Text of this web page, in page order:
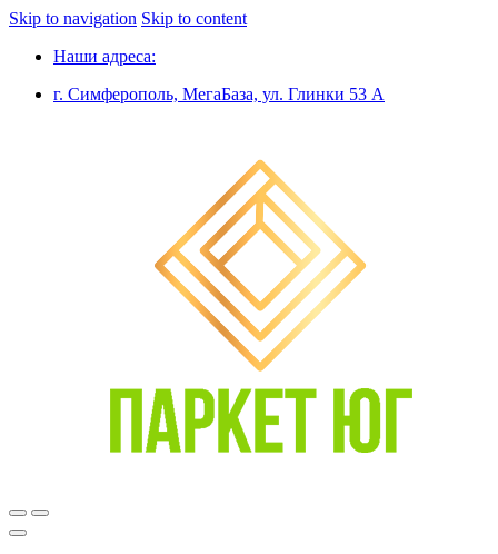
Skip to navigation Skip to content
Наши адреса:
г. Симферополь, МегаБаза, ул. Глинки 53 А